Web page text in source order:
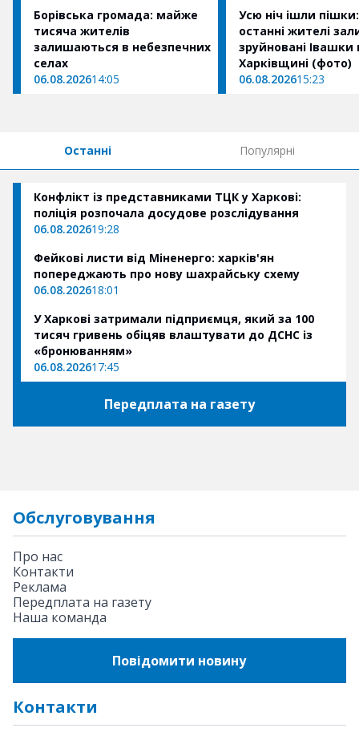
Борівська громада: майже
тисяча жителів
залишаються в небезпечних
селах
06.08.202614:05
Усю ніч ішли
останні жителі
зруйновані Івашки
Харківщині (фото)
06.08.202615:23
Останні Популярні
Конфлікт із представниками ТЦК у Харкові:
поліція розпочала досудове розслідування
06.08.202619:28
Фейкові листи від Міненерго: харків'ян
попереджають про нову шахрайську схему
06.08.202618:01
У Харкові затримали підприємця, який за 100
тисяч гривень обіцяв влаштувати до ДСНС із
«бронюванням»
06.08.202617:45
Передплата на газету
Обслуговування
Про нас
Контакти
Реклама
Передплата на газету
Наша команда
Повідомити новину
Контакти